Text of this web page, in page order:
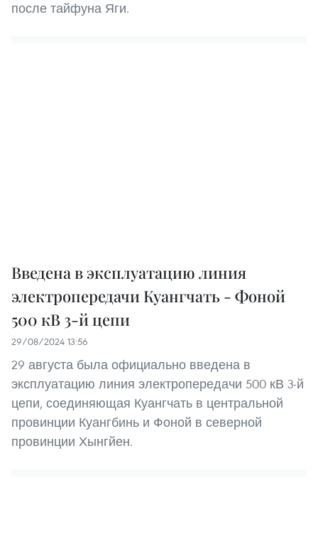
после тайфуна Яги.
Введена в эксплуатацию линия
электропередачи Куангчать - Фоной
500 кВ 3-й цепи
29/08/2024 13:56
29 августа была официально введена в
эксплуатацию линия электропередачи 500 кВ 3-й
цепи, соединяющая Куангчать в центральной
провинции Куангбинь и Фоной в северной
провинции Хынгйен.